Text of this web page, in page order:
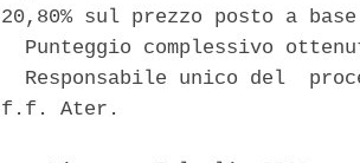
20,80% sul prezzo posto a
Punteggio complessivo
Responsabile unico del
f.f. Ater.